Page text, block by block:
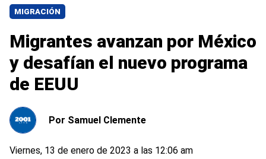
MIGRACIÓN
Migrantes avanzan por México
y desafían el nuevo programa
de EEUU
Por Samuel Clemente
Viernes, 13 de enero de 2023 a las 12:06 am